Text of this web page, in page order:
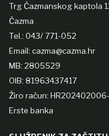
Trg Čazmanskog kaptola
Čazma
Tel.: 043/ 771-052
Email: cazma@cazma.hr
MB: 2805529
OIB: 81963437417
Žiro račun:
Erste banka